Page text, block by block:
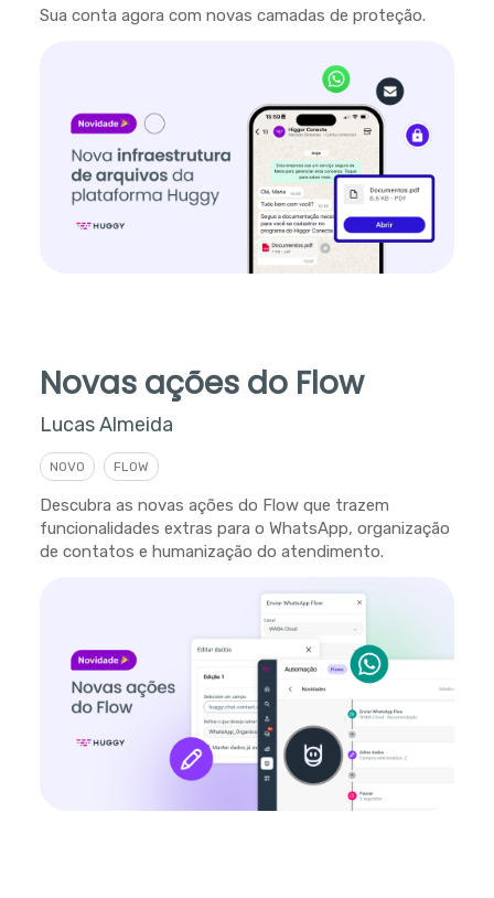
Sua conta agora com novas camadas de proteção.
Novas ações do Flow
Lucas Almeida
NOVO FLOW
Descubra as novas ações do Flow que trazem
funcionalidades extras para o WhatsApp, organização
de contatos e humanização do atendimento.